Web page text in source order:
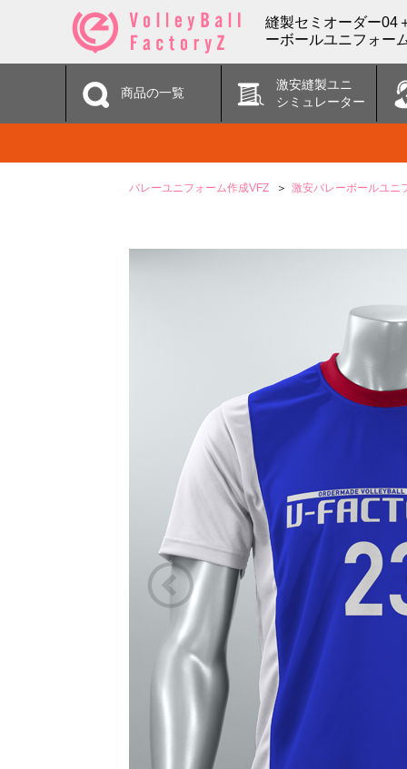
縫製セミオーダー04
ーボールユニフォー
商品の一覧
激安縫製ユニ
シミュレーター
バレーユニフォーム作成VFZ 激安バレーボールユニ